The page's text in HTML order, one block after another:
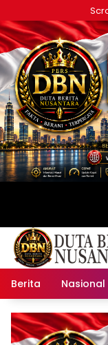
ke
konten
Berita Nasional